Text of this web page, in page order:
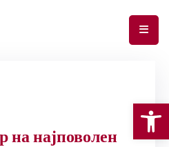
на најповолен